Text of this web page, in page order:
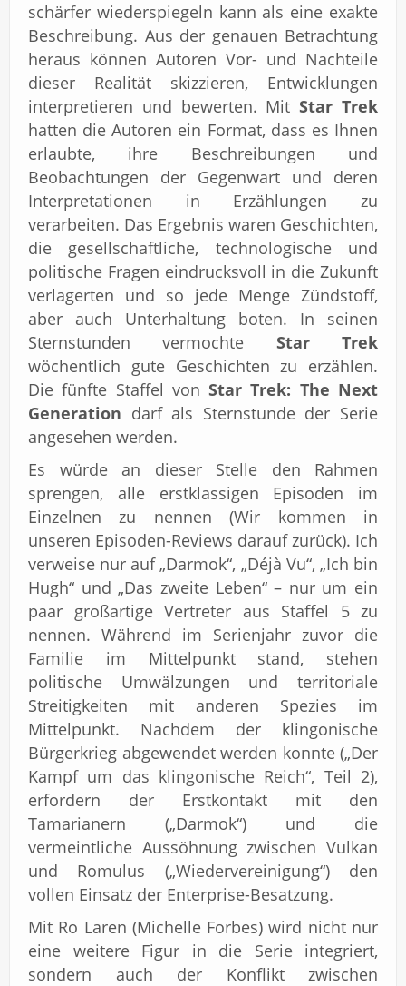
schärfer wiederspiegeln kann als eine exakte
Beschreibung. Aus der genauen Betrachtung
heraus können Autoren Vor- und Nachteile
dieser Realität skizzieren, Entwicklungen
interpretieren und bewerten. MitStar Trek
hatten die Autoren ein Format, dass es Ihnen
erlaubte, ihre Beschreibungen und
Beobachtungen der Gegenwart und deren
Interpretationen in Erzählungen zu
verarbeiten. Das Ergebnis waren Geschichten,
die gesellschaftliche, technologische und
politische Fragen eindrucksvoll in die Zukunft
verlagerten und so jede Menge Zündstoff,
aber auch Unterhaltung boten. In seinen
Sternstunden vermochte Star Trek
wöchentlich gute Geschichten zu erzählen.
Die fünfte Staffel von Star Trek: The Next
Generation darf als Sternstunde der Serie
angesehen werden.
Es würde an dieser Stelle den Rahmen
sprengen, alle erstklassigen Episoden im
Einzelnen zu nennen (Wir kommen in
unseren Episoden-Reviews darauf zurück). Ich
verweise nur auf „Darmok“, „Déjà Vu“, „Ich bin
Hugh“ und „Das zweite Leben“ – nur um ein
paar großartige Vertreter aus Staffel 5 zu
nennen. Während im Serienjahr zuvor die
Familie im Mittelpunkt stand, stehen
politische Umwälzungen und territoriale
Streitigkeiten mit anderen Spezies im
Mittelpunkt. Nachdem der klingonische
Bürgerkrieg abgewendet werden konnte („Der
Kampf um das klingonische Reich“, Teil 2),
erfordern der Erstkontakt mit den
Tamarianern („Darmok“) und die
vermeintliche Aussöhnung zwischen Vulkan
und Romulus („Wiedervereinigung“) den
vollen Einsatz der Enterprise-Besatzung.
Mit Ro Laren (Michelle Forbes) wird nicht nur
eine weitere Figur in die Serie integriert,
sondern auch der Konflikt zwischen